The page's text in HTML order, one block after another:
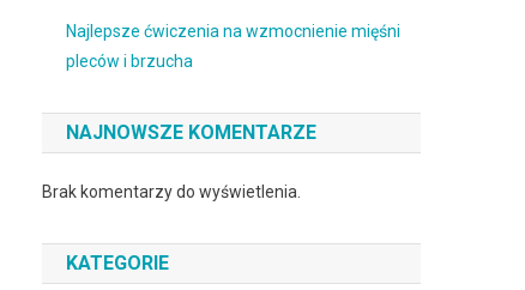
Najlepsze ćwiczenia na wzmocnienie mięśni
pleców i brzucha
NAJNOWSZE KOMENTARZE
Brak komentarzy do wyświetlenia.
KATEGORIE